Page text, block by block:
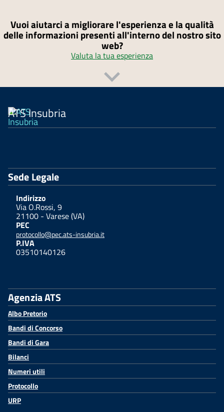
Vuoi aiutarci a migliorare l'esperienza e la qualità
delle informazioni presenti all'interno del nostro sito
web?
Valuta la tua esperienza
ATS Insubria
Sede Legale
Indirizzo
Via O.Rossi, 9
21100 - Varese (VA)
PEC
protocollo@pec.ats-insubria.it
P.IVA
03510140126
Agenzia ATS
Albo Pretorio
Bandi di Concorso
Bandi di Gara
Bilanci
Numeri utili
Protocollo
URP